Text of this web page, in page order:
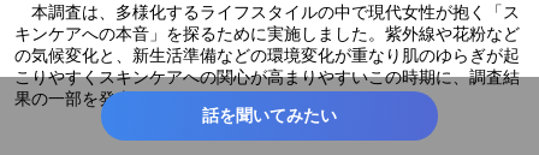
本調査は、多様化するライフスタイルの中で現代女性が抱く「ス
キンケアへの本音」を探るために実施しました。紫外線や花粉など
の気候変化と、新生活準備などの環境変化が重なり肌のゆらぎが起
こりやすくスキンケアへの関心が高まりやすいこの時期に、調査結
果の一部を発表いたします。
話を聞いてみたい